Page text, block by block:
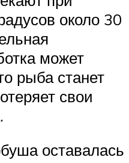
около 30
может
рыба станет
свои
оставалась